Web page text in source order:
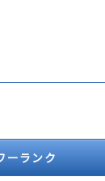
ーランク